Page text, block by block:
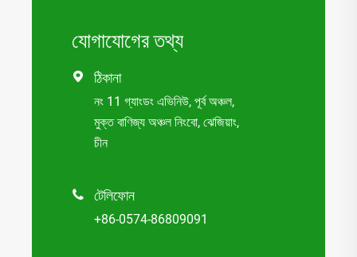
যোগাযোগের তথ্য
 ঠিকানা
নং 11 গ্যাংডং এভিনিউ, পূর্ব অঞ্চল,
মুক্ত বাণিজ্য অঞ্চল নিংবো, ঝেজিয়াং,
চীন
 টেলিফোন
+86-0574-86809091